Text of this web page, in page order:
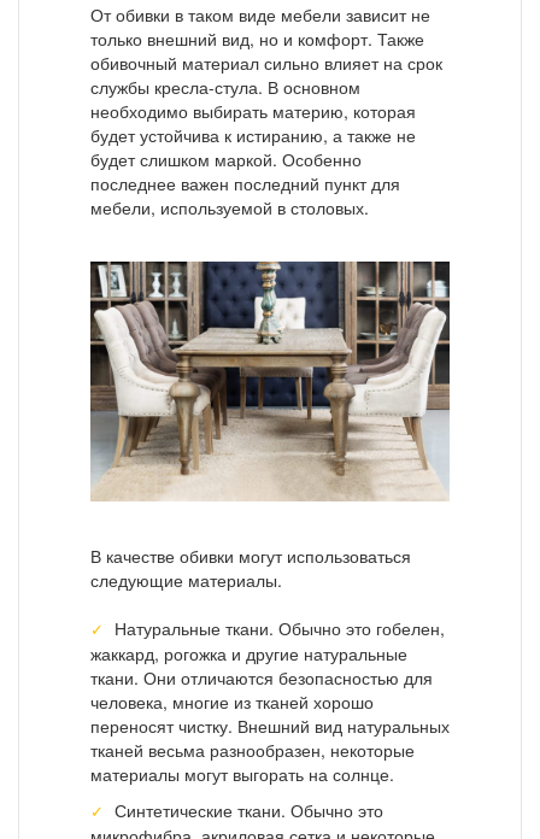
От обивки в таком виде мебели зависит не
только внешний вид, но и комфорт. Также
обивочный материал сильно влияет на срок
службы кресла-стула. В основном
необходимо выбирать материю, которая
будет устойчива к истиранию, а также не
будет слишком маркой. Особенно
последнее важен последний пункт для
мебели, используемой в столовых.
В качестве обивки могут использоваться
следующие материалы.
Натуральные ткани. Обычно это гобелен,
жаккард, рогожка и другие натуральные
ткани. Они отличаются безопасностью для
человека, многие из тканей хорошо
переносят чистку. Внешний вид натуральных
тканей весьма разнообразен, некоторые
материалы могут выгорать на солнце.
Синтетические ткани. Обычно это